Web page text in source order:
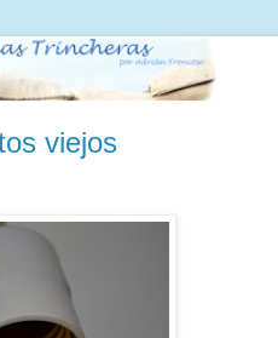
viejos